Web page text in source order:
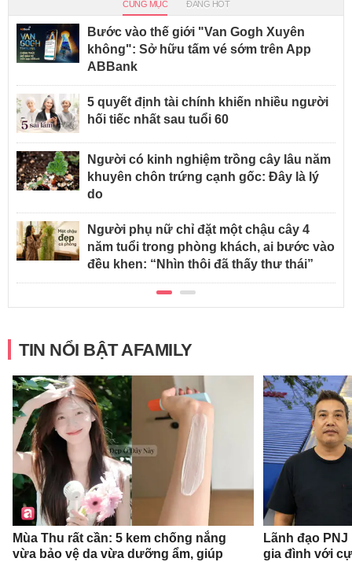
CÙNG MỤC ĐANG HOT
Bước vào thế giới "Van Gogh Xuyên
không": Sở hữu tấm vé sớm trên App
ABBank
5 quyết định tài chính khiến nhiều người
hối tiếc nhất sau tuổi 60
Người có kinh nghiệm trồng cây lâu năm
khuyên chôn trứng cạnh gốc: Đây là lý
do
Người phụ nữ chỉ đặt một chậu cây 4
năm tuổi trong phòng khách, ai bước vào
đều khen: “Nhìn thôi đã thấy thư thái”
TIN NỔI BẬT AFAMILY
Mùa Thu rất cần: 5 kem chống nắng
vừa bảo vệ da vừa dưỡng ẩm, giúp
Lãnh đạo
gia đình với